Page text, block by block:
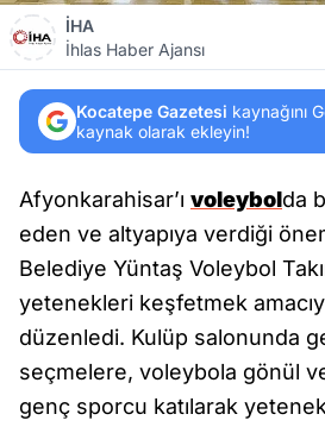
İHA
İhlas Haber Ajansı
Kocatepe Gazetesi kaynağını
kaynak olarak ekleyin!
Afyonkarahisar’ı voleybolda
eden ve altyapıya verdiği
Belediye Yüntaş Voleybol
yetenekleri keşfetmek
düzenledi. Kulüp salonunda
seçmelere, voleybola gönül
genç sporcu katılarak